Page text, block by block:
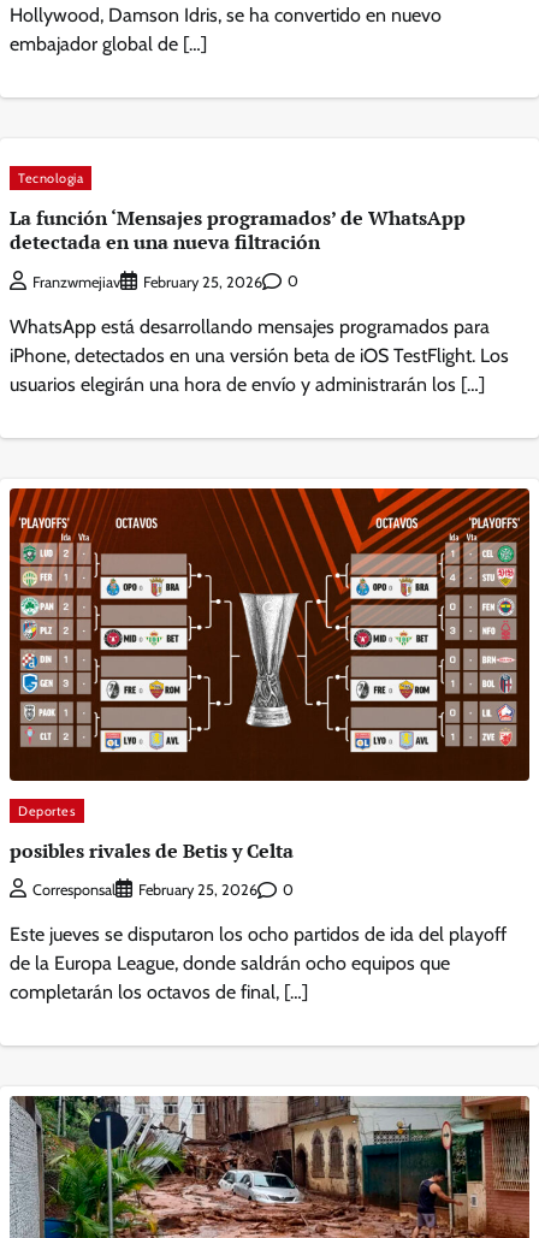
Hollywood, Damson Idris, se ha convertido en nuevo
embajador global de […]
Tecnologia
La función ‘Mensajes programados’ de WhatsApp
detectada en una nueva filtración
Franzwmejiav February 25, 2026 0
WhatsApp está desarrollando mensajes programados para
iPhone, detectados en una versión beta de iOS TestFlight. Los
usuarios elegirán una hora de envío y administrarán los […]
Deportes
posibles rivales de Betis y Celta
Corresponsal February 25, 2026 0
Este jueves se disputaron los ocho partidos de ida del playoff
de la Europa League, donde saldrán ocho equipos que
completarán los octavos de final, […]